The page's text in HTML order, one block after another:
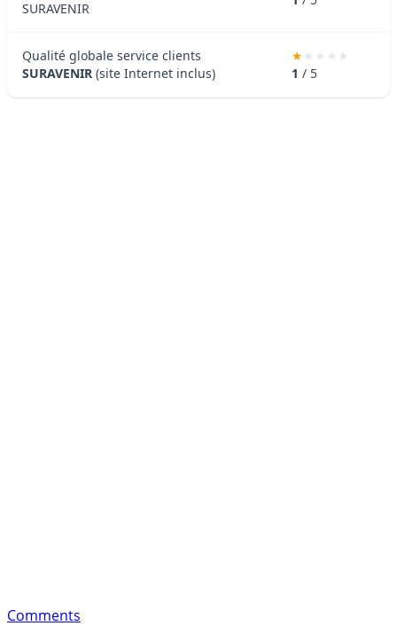
SURAVENIR
Qualité globale service clients
SURAVENIR (site Internet inclus) 1 / 5
Comments